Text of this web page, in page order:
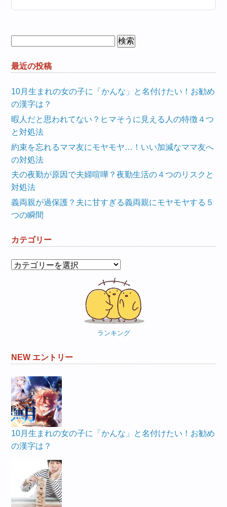
最近の投稿
10月生まれの女の子に「かんな」と名付けたい！お勧め
の漢字は？
暇人だと思われてない？ヒマそうに見える人の特徴４つ
と対処法
約束を忘れるママ友にモヤモヤ…！いい加減なママ友へ
の対処法
夫の夜勤が原因で夫婦喧嘩？夜勤生活の４つのリスクと
対処法
義両親が過保護？夫に甘すぎる義両親にモヤモヤする５
つの瞬間
カテゴリー
カ
ランキング
NEW エントリー
10月生まれの女の子に「かんな」と名付けたい！お勧め
の漢字は？